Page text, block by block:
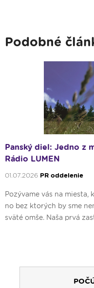
Podobné
Panský diel: Jedno z
Rádio LUMEN
01.07.2026 PR oddelenie
Pozývame vás na miesta,
no bez ktorých by sme
sväté omše. Naša prvá